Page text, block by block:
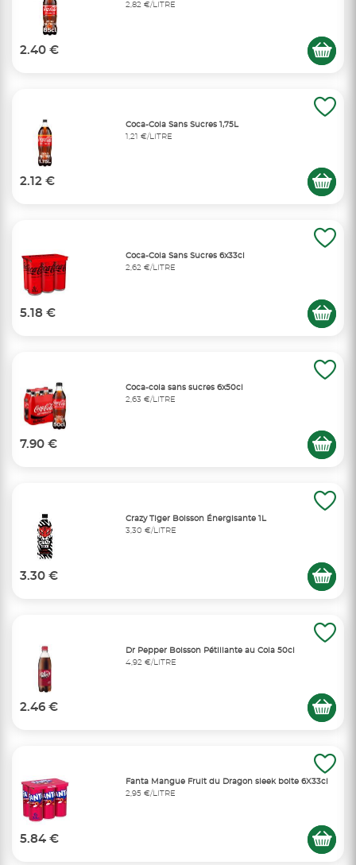
2,82 €/LITRE
2.40 €
Coca-Cola Sans Sucres 1,75L
1,21 €/LITRE
2.12 €
Coca-Cola Sans Sucres 6x33cl
2,62 €/LITRE
5.18 €
Coca-cola sans sucres 6x50cl
2,63 €/LITRE
7.90 €
Crazy Tiger Boisson Énergisante 1L
3,30 €/LITRE
3.30 €
Dr Pepper Boisson Pétillante au Cola 50cl
4,92 €/LITRE
2.46 €
Fanta Mangue Fruit du Dragon sleek boite 6X33cl
2,95 €/LITRE
5.84 €